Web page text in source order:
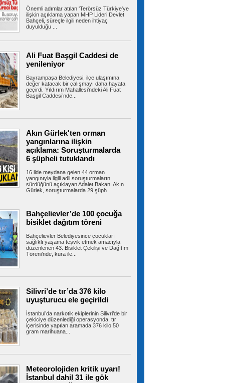
Üsküdar'da 'Huzur İstanbul'
denetimi
İSTANBUL'da polis ekipleri il genelinde eş
Avcılar’da çocuk parkında
yetişkinlerin
Avcılar'da bir çocuk parkında yetişkinler
arasında çıkan kavga, çevredekiler...
Bahçelievler'de minibüste,
husumetli olduğu şoförü vurup kaçtı
Bahçelievler’de husumetli olduğu şoförü
minibüste bacağından vurdu. Şoför...
askeri kapasitesini yeniden uluslararası
kamuoyunun gündemine getirdi
Türkiye, Suudi Arabistan ve Pakistan tarafından
imzalanan Mekke Anlaşması,...
Kanunu teklifinde 6 madde daha kabul edildi
Çocuk Koruma Kanunu ile Bazı Kanunlarda...
MGM'den İstanbul için sağanak
yağış uyarısı
İstanbul'da bunaltan sıcaklıklara bir gün ara
veriliyor. Meteoroloji Genel...
Önemli adımlar atılan 'Terörsüz Türkiye'ye
ilişkin açıklama yapan MHP Lideri Devlet
Bahçeli, süreçle ilgili neden ihtiyaç
duyulduğu ...
Ali Fuat Başgil Caddesi de
yenileniyor
Bayrampaşa Belediyesi, ilçe ulaşımına
değer katacak bir çalışmayı daha hayata
geçirdi. Yıldırım Mahallesi’ndeki Ali Fuat
Başgil Caddesi’nde...
Akın Gürlek'ten orman
yangınlarına ilişkin
açıklama: Soruşturmalarda
6 şüpheli tutuklandı
16 ilde meydana gelen 44 orman
yangınıyla ilgili adli soruşturmaların
sürdüğünü açıklayan Adalet Bakanı Akın
Gürlek, soruşturmalarda 29 şüph...
Bahçelievler’de 100 çocuğa
bisiklet dağıtım töreni
Bahçelievler Belediyesince çocukları
sağlıklı yaşama teşvik etmek amacıyla
düzenlenen 43. Bisiklet Çekilişi ve Dağıtım
Töreni’nde, kura ile...
Silivri’de tır’da 376 kilo
uyuşturucu ele geçirildi
İstanbul’da narkotik ekiplerinin Silivri’de bir
çekiciye düzenlediği operasyonda, tır
içerisinde yapılan aramada 376 kilo 50
gram marihuana...
Meteorolojiden kritik uyarı!
İstanbul dahil 31 ile gök